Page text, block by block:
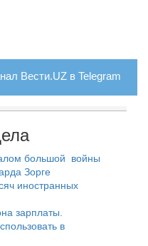
Вести.UZ в Telegram
большой войны
Зорге
иностранных
зарплаты.
в